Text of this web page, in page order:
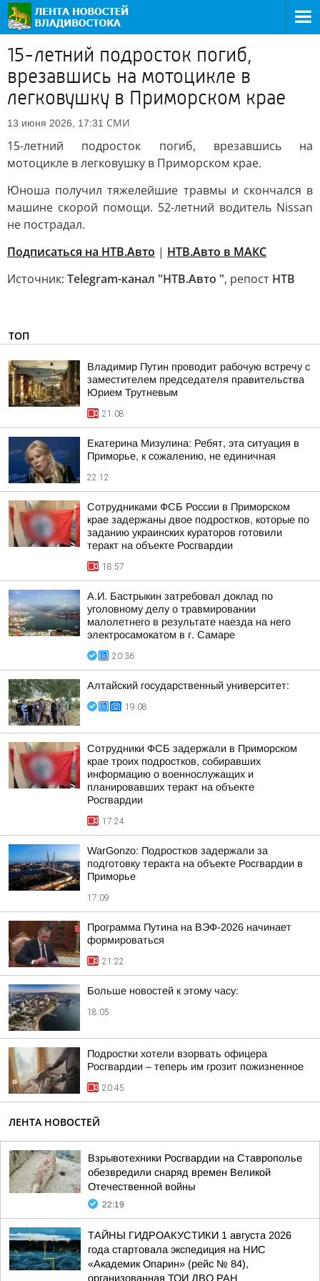
15-летний подросток погиб,
врезавшись на мотоцикле в
легковушку в Приморском крае
13 июня 2026, 17:31 СМИ
15-летний подросток погиб, врезавшись на
мотоцикле в легковушку в Приморском крае.
Юноша получил тяжелейшие травмы и скончался в
машине скорой помощи. 52-летний водитель Nissan
не пострадал.
Подписаться на НТВ.Авто | НТВ.Авто в МАКС
Источник: Telegram-канал "НТВ.Авто ", репост НТВ
ТОП
Владимир Путин проводит рабочую встречу с
заместителем председателя правительства
Юрием Трутневым
21:08
Екатерина Мизулина: Ребят, эта ситуация в
Приморье, к сожалению, не единичная
22:12
Сотрудниками ФСБ России в Приморском
крае задержаны двое подростков, которые по
заданию украинских кураторов готовили
теракт на объекте Росгвардии
18:57
А.И. Бастрыкин затребовал доклад по
уголовному делу о травмировании
малолетнего в результате наезда на него
электросамокатом в г. Самаре
20:36
Алтайский государственный университет:
19:08
Сотрудники ФСБ задержали в Приморском
крае троих подростков, собиравших
информацию о военнослужащих и
планировавших теракт на объекте
Росгвардии
17:24
WarGonzo: Подростков задержали за
подготовку теракта на объекте Росгвардии в
Приморье
17:09
Программа Путина на ВЭФ-2026 начинает
формироваться
21:22
Больше новостей к этому часу:
18:05
Подростки хотели взорвать офицера
Росгвардии – теперь им грозит пожизненное
20:45
ЛЕНТА НОВОСТЕЙ
Взрывотехники Росгвардии на Ставрополье
обезвредили снаряд времен Великой
Отечественной войны
22:19
ТАЙНЫ ГИДРОАКУСТИКИ 1 августа 2026
года стартовала экспедиция на НИС
«Академик Опарин» (рейс № 84),
организованная ТОИ ДВО РАН